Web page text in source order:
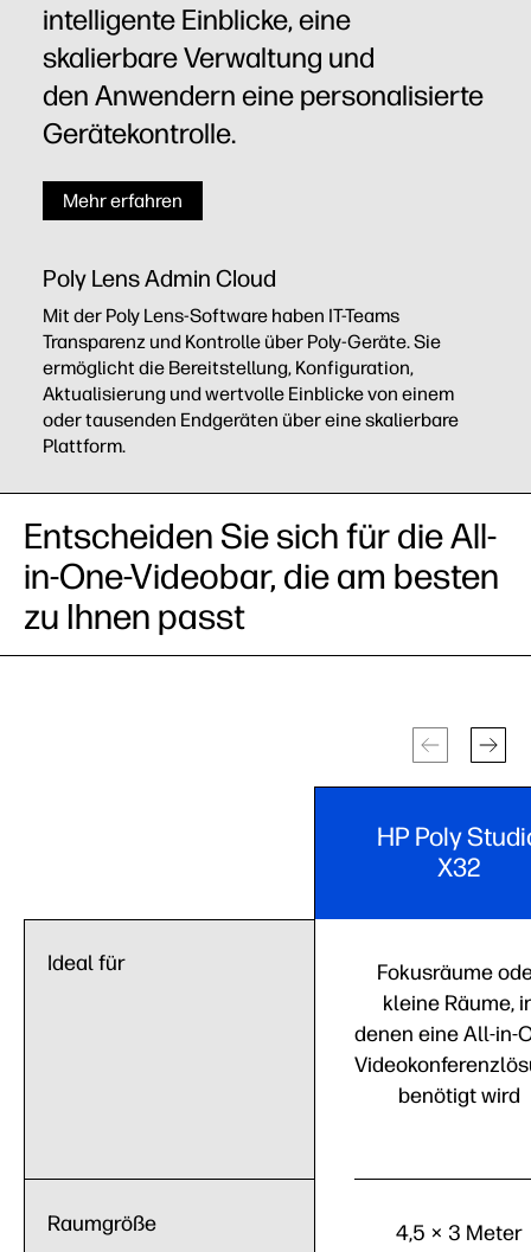
intelligente Einblicke, eine
skalierbare Verwaltung und
den Anwendern eine personalisierte
Gerätekontrolle.
Mehr erfahren
Poly Lens Admin Cloud
Mit der Poly Lens-Software haben IT-Teams
Transparenz und Kontrolle über Poly-Geräte. Sie
ermöglicht die Bereitstellung, Konfiguration,
Aktualisierung und wertvolle Einblicke von einem
oder tausenden Endgeräten über eine skalierbare
Plattform.
Entscheiden Sie sich für die All-
in-One-Videobar, die am besten
zu Ihnen passt
Ideal für
Raumgröße
HP Poly
X32
Fokusräume
kleine Räume,
denen eine All-in-
benötigt wird
4,5 × 3 Meter